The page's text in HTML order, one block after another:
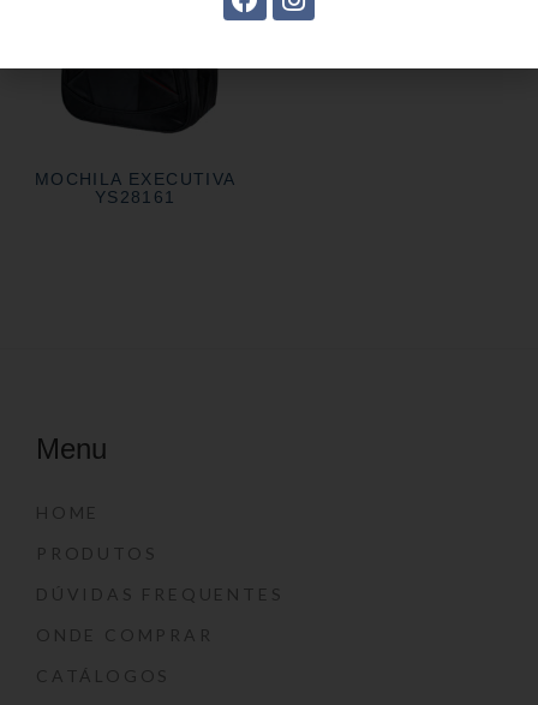
MOCHILA EXECUTIVA
YS28161
Menu
HOME
PRODUTOS
DÚVIDAS FREQUENTES
ONDE COMPRAR
CATÁLOGOS